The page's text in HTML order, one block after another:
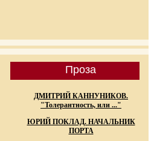
Проза
ДМИТРИЙ КАННУНИКОВ.
"Толерантность, или ..."
ЮРИЙ ПОКЛАД. НАЧАЛЬНИК
ПОРТА